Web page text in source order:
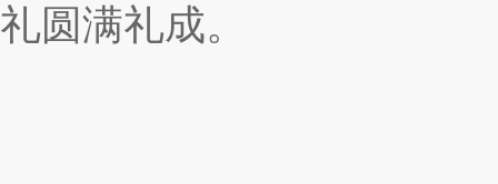
礼圆满礼成。